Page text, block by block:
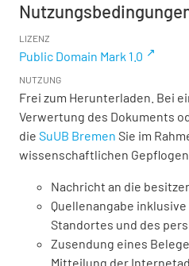
LIZENZ
Public Domain Mark 1.0
NUTZUNG
Frei zum Herunterladen. Bei
Verwertung des Dokuments
die SuUB Bremen Sie im
wissenschaftlichen
Nachricht an die
Quellenangabe
Standortes und des
Zusendung eines
Mitteilung der